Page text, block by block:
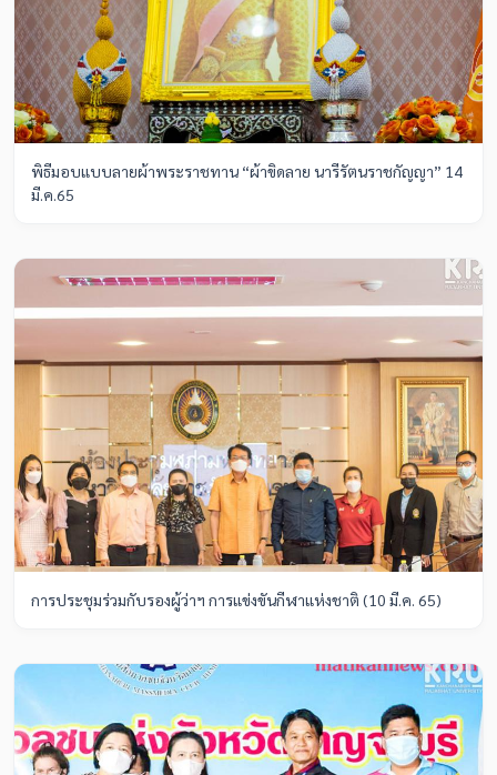
พิธีมอบแบบลายผ้าพระราชทาน “ผ้าขิดลาย นารีรัตนราชกัญญา” 14
มี.ค.65
การประชุมร่วมกับรองผู้ว่าฯ การแข่งขันกีฬาแห่งชาติ (10 มี.ค. 65)